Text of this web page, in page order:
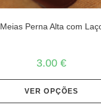
Meias Perna Alta com
3.00 €
VER OPÇÕES